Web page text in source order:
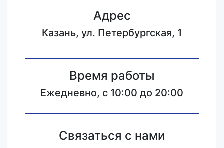
Адрес
Казань, ул. Петербургская, 1
Время работы
Ежедневно, с 10:00 до 20:00
Связаться с нами